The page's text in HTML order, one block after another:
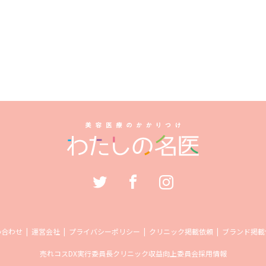
わせ 運営会社 プライバシーポリシー クリニック掲載依頼 ブランド掲
売れコスDX実行委員長クリニック収益向上委員会採用情報